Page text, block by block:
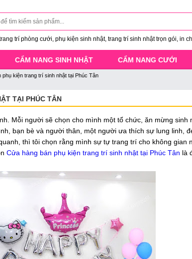
trí phòng cưới, phụ kiện sinh nhật, trang trí sinh nhật trọn gói, in
CẨM NANG SINH NHẬT CẨM NANG CƯỚI
phụ kiện trang trí sinh nhật tại Phúc Tân
TẠI PHÚC TÂN
Mỗi người sẽ chọn cho mình một tổ chức, ăn mừng sinh
bạn bè và người thân, một người ưa thích sự lung linh,
thì tôi chọn rằng mình sự tự trang trí cho không gian
Cửa hàng bán phụ kiện trang trí sinh nhật tại Phúc Tân là